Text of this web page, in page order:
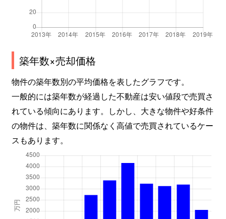
築年数×売却価格
物件の築年数別の平均価格を表したグラフです。
一般的には築年数が経過した不動産は安い値段で売買さ
れている傾向にあります。しかし、大きな物件や好条件
の物件は、築年数に関係なく高値で売買されているケー
スもあります。